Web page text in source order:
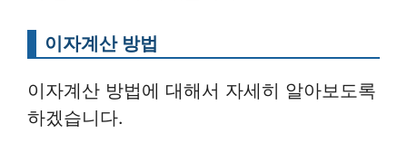
이자계산 방법
이자계산 방법에 대해서 자세히 알아보도록
하겠습니다.